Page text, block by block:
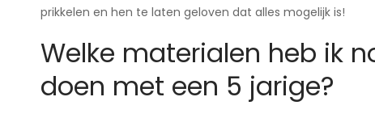
prikkelen en hen te laten geloven dat alles mogelijk is!
Welke materialen heb ik
doen met een 5 jarige?